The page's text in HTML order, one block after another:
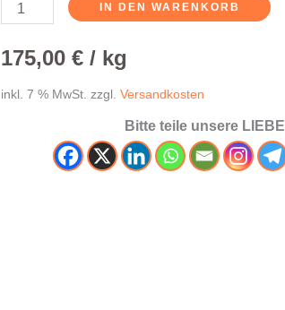
IN DEN WARENKORB
175,00€ / kg
inkl. 7 % MwSt. zzgl.Versandkosten
Bitte teile unsere LIEBE